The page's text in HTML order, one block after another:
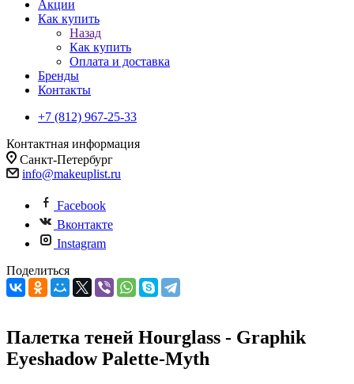
Акции
Как купить
Назад
Как купить
Оплата и доставка
Бренды
Контакты
+7 (812) 967-25-33
Контактная информация
Санкт-Петербург
info@makeuplist.ru
Facebook
Вконтакте
Instagram
Поделиться
Палетка теней Hourglass - Graphik
Eyeshadow Palette-Myth